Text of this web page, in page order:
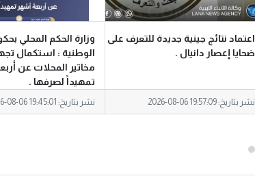
اعتماد نتائج جينية جديدة للتعرف على
ضحايا إعصار دانيال .
نشر بتاريخ:2026-08-06 19:57:09
وزارة الحكم المحلي
الوطنية : استكمال
مخاتير المحلات عن
تمهيداً لصرفها .
نشر بتاريخ: 08-06 19:45:01